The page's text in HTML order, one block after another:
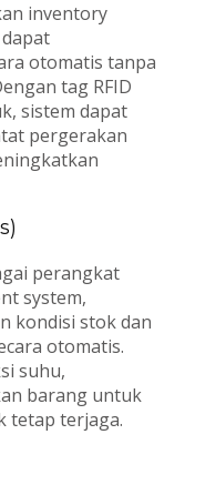
inventory
otomatis tanpa
tag RFID
sistem dapat
pergerakan
perangkat
system,
kondisi stok dan
otomatis.
suhu,
barang untuk
tetap terjaga.